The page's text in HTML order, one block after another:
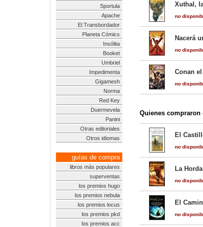
Sportula
Apache
El Transbordador
Planeta Cómics
Insólita
Booket
Umbriel
Impedimenta
Gigamesh
Norma
Red Key
Duermevela
Panini
Otras editoriales
Otros idiomas
guías de compra
libros más populares
superventas
los premios hugo
los premios nebula
los premios locus
los premios pkd
los premios acc
Xuthal,
no
Nacerá
no
Conan
no
Quienes
El
no
La
no
El
no